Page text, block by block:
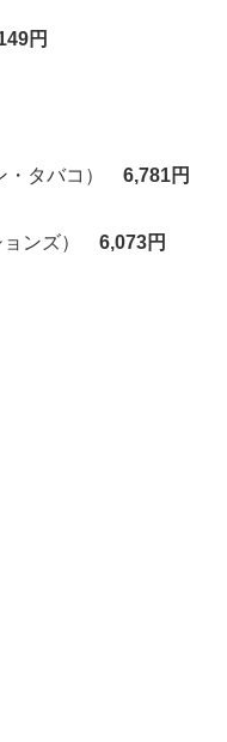
円
・タバコ） 6,781円
ョンズ） 6,073円